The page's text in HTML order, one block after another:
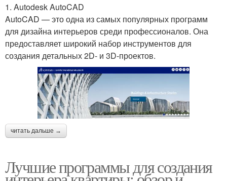
1. Autodesk AutoCAD
AutoCAD — это одна из самых популярных программ
для дизайна интерьеров среди профессионалов. Она
предоставляет широкий набор инструментов для
создания детальных 2D- и 3D-проектов.
читать дальше →
Лучшие программы для создания